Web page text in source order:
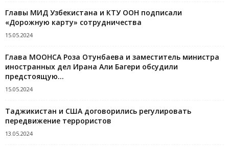
Главы МИД Узбекистана и КТУ ООН подписали
«Дорожную карту» сотрудничества
15.05.2024
Глава МООНСА Роза Отунбаева и заместитель министра
иностранных дел Ирана Али Багери обсудили
предстоящую...
15.05.2024
Таджикистан и США договорились регулировать
передвижение террористов
13.05.2024